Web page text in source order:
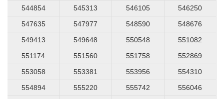
544854
545313 546105
546250
547635
547977 548590
548676
549413
549648 550548
551082
551174
551560 551758
552869
553058
553381 553956
554310
554894
555220 555742
556046